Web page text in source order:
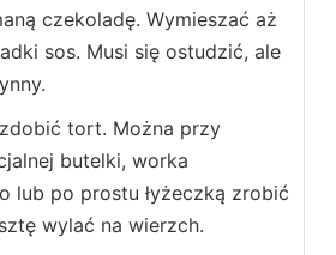
czekoladę. Wymieszać aż
sos. Musi się ostudzić, ale
tort. Można przy
butelki, worka
lub po prostu łyżeczką zrobić
wylać na wierzch.